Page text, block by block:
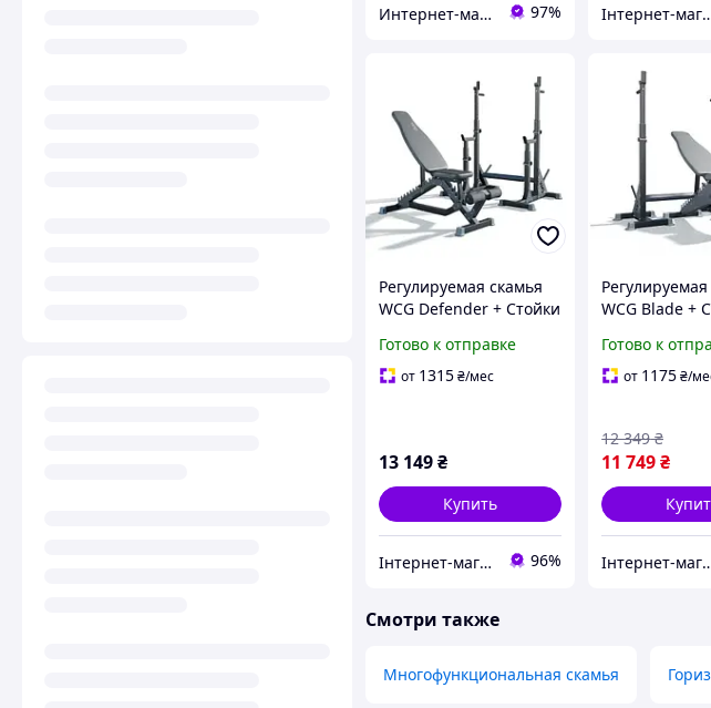
Интернет-магазин "TRENAZHERY" 97% Інтернет-
Регулируемая скамья
WCG Defender + Стойки
Готово к отправке
от 1315₴/мес
13 149₴
Купить
Інтернет-магазин "Атлант Спорт" 96%
WCG Blade +
Готово к
от 1175₴/
11 749₴
12 349 ₴
Інтернет-
Смотри также
Многофункциональная скамья